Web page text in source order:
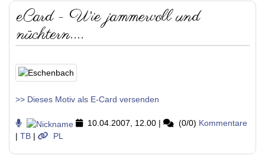
eCard - Wie jammervoll und
nüchtern....
>> Dieses Motiv als E-Card versenden
10.04.2007, 12.00 | (0/0) Kommentare
| TB | PL